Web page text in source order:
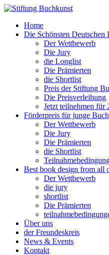
Home
Die Schönsten Deutschen
Der Wettbewerb
Die Jury
die Longlist
Die Prämierten
die Shortlist
Preis der Stiftung
Die Preisverleihung
Jetzt teilnehmen für
Förderpreis für junge
Der Wettbewerb
Die Jury
Die Prämierten
die Shortlist
Best book design from all
Der Wettbewerb
die jury
shortlist
Die Prämierten
Über uns
der Freundeskreis
News & Events
Kontakt